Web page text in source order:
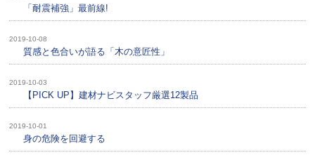
「耐震補強」最前線!
2019-10-08
質感と色合いが語る「木の意匠性」
2019-10-03
【PICK UP】建材ナビスタッフ厳選12製品
2019-10-01
身の危険を回避する